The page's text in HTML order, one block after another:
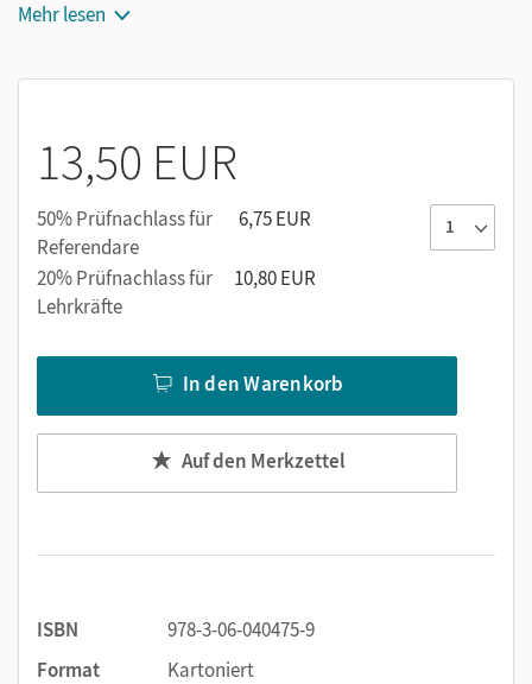
zu vielen Aufgaben Hilfen und Tipps,
Lösungen zur Selbstkontrolle.
Mehr lesen
13,50 EUR
50% Prüfnachlass für
Referendare
6,75 EUR
20% Prüfnachlass für
Lehrkräfte
10,80 EUR
In den Warenkorb
Auf den Merkzettel
ISBN
978-3-06-040475-9
Format
Kartoniert